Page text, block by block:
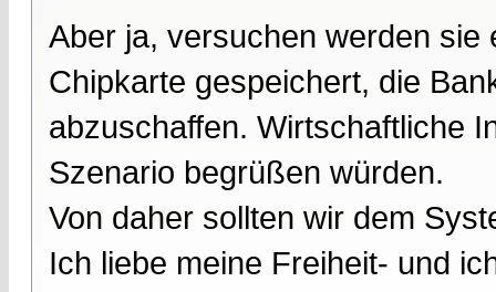
Aber ja, versuchen werden
Chipkarte gespeichert, die
abzuschaffen. Wirtschaftliche
Szenario begrüßen würden.
Von daher sollten wir dem
Ich liebe meine Freiheit- und